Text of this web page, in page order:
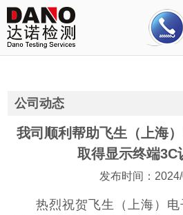
首页
关于我们
公司动态
公司动态
我司顺利帮助飞生（上海
取得显示终端3C
发布时间：
热烈祝贺飞生（上海）电